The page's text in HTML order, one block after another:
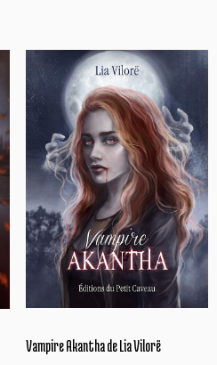
Vampire Akantha de Lia Vilorë